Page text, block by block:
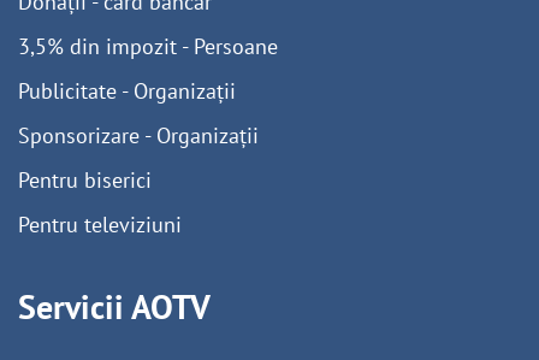
3,5% din impozit - Persoane
Publicitate - Organizații
Sponsorizare - Organizații
Pentru biserici
Pentru televiziuni
Servicii AOTV